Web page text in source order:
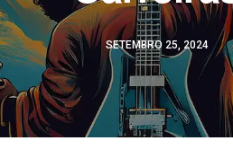
SETEMBRO 25, 2024